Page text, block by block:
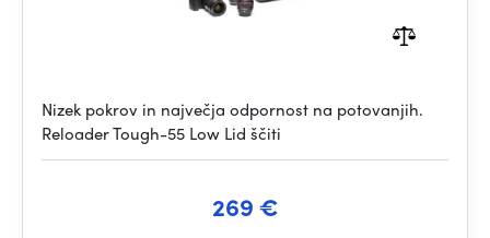
Nizek pokrov in največja odpornost na potovanjih.
Reloader Tough-55 Low Lid ščiti
269 €